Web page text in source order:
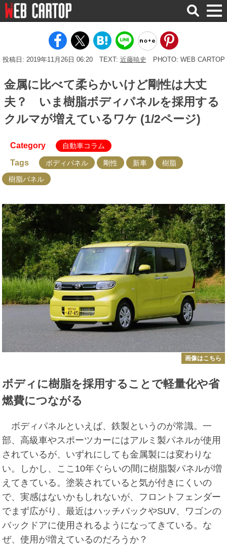
検
索
投稿日: 2019年11月26日 06:20 TEXT: 近藤暁史 PHOTO: WEB CARTOP
金属に比べて柔らかいけど剛性は大丈
夫？ いま樹脂ボディパネルを採用する
クルマが増えているワケ (1/2ページ)
Category 自動車コラム
Tags ボディパネル 剛性 新車
樹脂
樹脂パネル
画像はこちら
ボディに樹脂を採用することで軽量化や省
燃費につながる
ボディパネルといえば、鉄製というのが常識。一
部、高級車やスポーツカーにはアルミ製パネルが使用
されているが、いずれにしても金属製には変わりな
い。しかし、ここ10年ぐらいの間に樹脂製パネルが増
えてきている。塗装されていると気が付きにくいの
で、実感はないかもしれないが、フロントフェンダー
でまず広がり、最近はハッチバックやSUV、ワゴンの
バックドアに使用されるようになってきている。な
ぜ、使用が増えているのだろうか？